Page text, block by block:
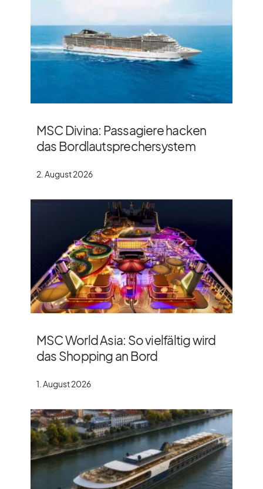
MSC Divina: Passagiere hacken
das Bordlautsprechersystem
2. August 2026
MSC World Asia: So vielfältig wird
das Shopping an Bord
1. August 2026